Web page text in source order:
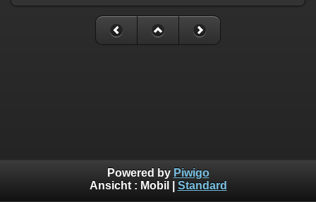
Powered by Piwigo
Ansicht : Mobil Standard